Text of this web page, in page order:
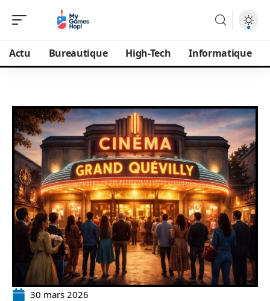
Actu Bureautique High-Tech Informatique
30 mars 2026